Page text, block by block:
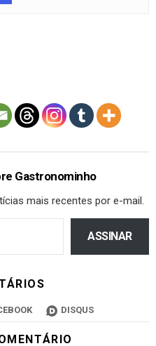
Gastronominho
mais recentes por e-mail.
ASSINAR
DISQUS